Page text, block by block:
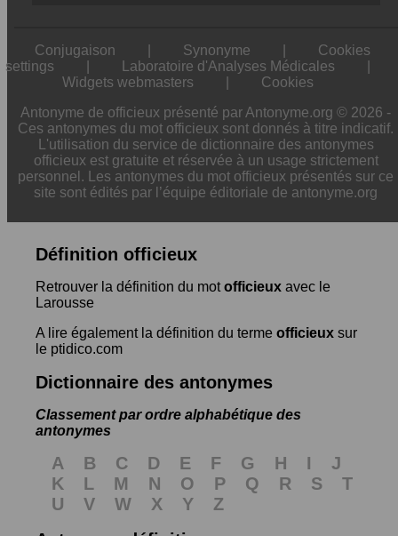
Conjugaison Synonyme
Cookies
settings
Laboratoire d'Analyses Médicales
Widgets webmasters
Cookies
Antonyme de officieux présenté par Antonyme.org © 2026 -
Ces antonymes du mot officieux sont donnés à titre indicatif.
L'utilisation du service de dictionnaire des antonymes
officieux est gratuite et réservée à un usage strictement
personnel. Les antonymes du mot officieux présentés sur ce
site sont édités par l’équipe éditoriale de antonyme.org
Définition officieux
Retrouver la définition du motofficieux avec le
Larousse
A lire également la définition du terme officieux sur
le ptidico.com
Dictionnaire des antonymes
Classement par ordre alphabétique des
antonymes
A B C D E F G H I
J
K
L M N O P Q R S
T
U
V W X Y
Z